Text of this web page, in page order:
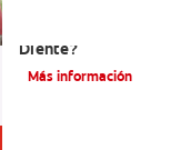
Diente?
Más información